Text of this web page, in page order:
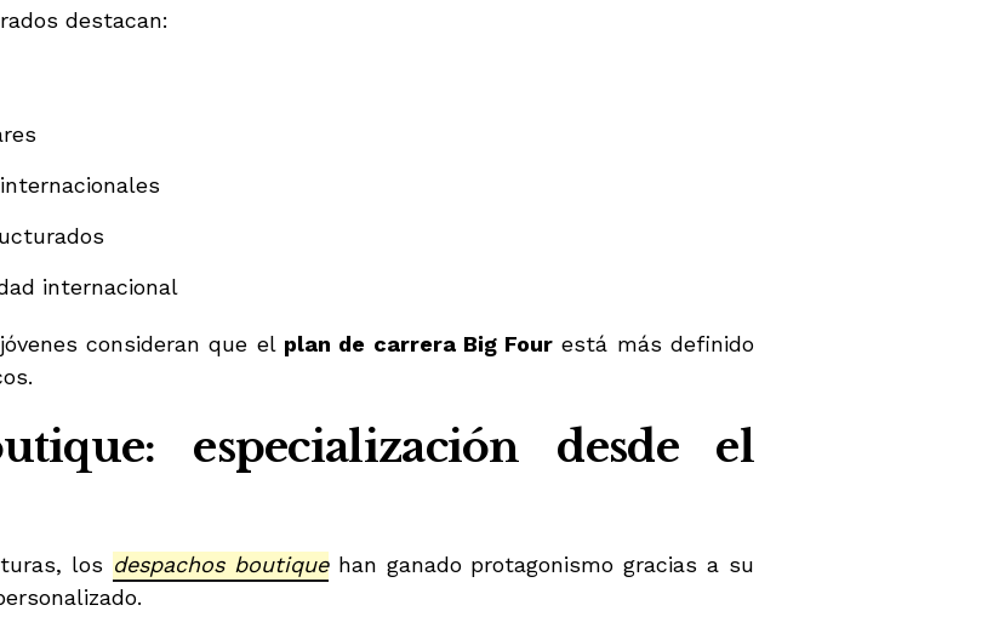
destacan:
internacional
consideran que el plan de carrera Big Four está más definido
especialización desde el
los despachos boutiquehan ganado protagonismo gracias a su